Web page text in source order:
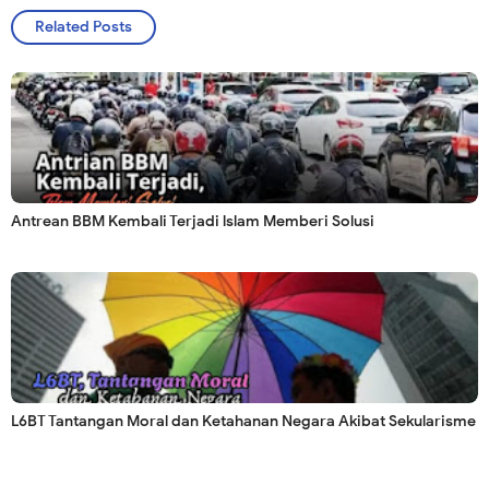
Related Posts
Antrean BBM Kembali Terjadi lslam Memberi Solusi
L6BT Tantangan Moral dan Ketahanan Negara Akibat Sekularisme